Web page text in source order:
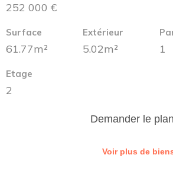
252 000 €
Surface
61.77m²
Extérieur
5.02m² 1
Etage
2
Demander le plan
Voir plus de